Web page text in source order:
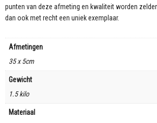
punten van deze afmeting en kwaliteit worden
dan ook met recht een uniek exemplaar.
Afmetingen
35 x 5cm
Gewicht
1.5 kilo
Materiaal